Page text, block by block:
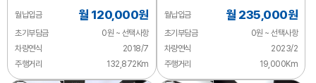
프레스티지
월납입금 월 120,000원
초기부담금
0원 ~ 선택사항
차량연식
2018/7
주행거리
132,872Km
디젤 2.2 4WD 프레스티지
월납입금 월 235,000원
초기부담금
0원 ~ 선택사항
차량연식
2023/2
주행거리
19,000Km